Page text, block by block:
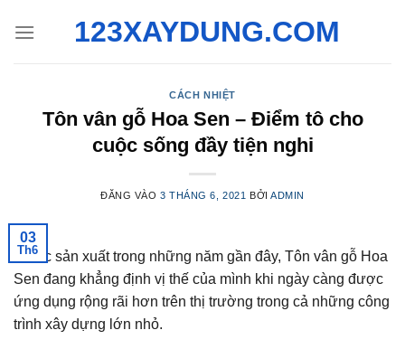
qua
123XAYDUNG.COM
CÁCH NHIỆT
Tôn vân gỗ Hoa Sen – Điểm tô cho
cuộc sống đầy tiện nghi
ĐĂNG VÀO 3 THÁNG 6, 2021 BỞIADMIN
03
Th6
Được sản xuất trong những năm gần đây, Tôn vân gỗ Hoa
Sen đang khẳng định vị thế của mình khi ngày càng được
ứng dụng rộng rãi hơn trên thị trường trong cả những công
trình xây dựng lớn nhỏ.